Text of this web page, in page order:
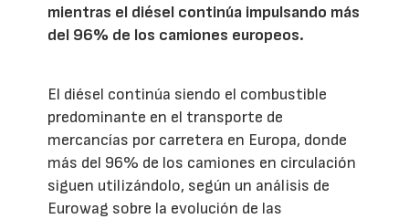
mientras el diésel continúa impulsando más
del 96% de los camiones europeos.
El diésel continúa siendo el combustible
predominante en el transporte de
mercancías por carretera en Europa, donde
más del 96% de los camiones en circulación
siguen utilizándolo, según un análisis de
Eurowag sobre la evolución de las